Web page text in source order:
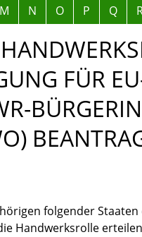
M N O P Q
FÜR
folgender Staaten
Handwerksrolle